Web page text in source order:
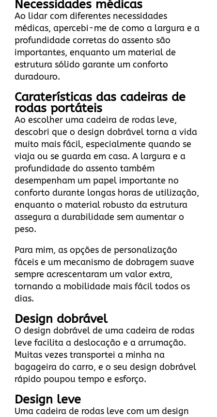
Necessidades médicas
Ao lidar com diferentes necessidades
médicas, apercebi-me de como a largura e a
profundidade corretas do assento são
importantes, enquanto um material de
estrutura sólido garante um conforto
duradouro.
Caraterísticas das cadeiras de
rodas portáteis
Ao escolher uma cadeira de rodas leve,
descobri que o design dobrável torna a vida
muito mais fácil, especialmente quando se
viaja ou se guarda em casa. A largura e a
profundidade do assento também
desempenham um papel importante no
conforto durante longas horas de utilização,
enquanto o material robusto da estrutura
assegura a durabilidade sem aumentar o
peso.
Para mim, as opções de personalização
fáceis e um mecanismo de dobragem suave
sempre acrescentaram um valor extra,
tornando a mobilidade mais fácil todos os
dias.
Design dobrável
O design dobrável de uma cadeira de rodas
leve facilita a deslocação e a arrumação.
Muitas vezes transportei a minha na
bagageira do carro, e o seu design dobrável
rápido poupou tempo e esforço.
Design leve
Uma cadeira de rodas leve com um design